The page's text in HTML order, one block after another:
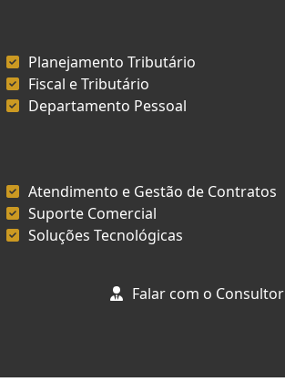
Planejamento Tributário
Fiscal e Tributário
Departamento Pessoal
Atendimento e Gestão de Contratos
Suporte Comercial
Soluções Tecnológicas
Falar com o Consultor